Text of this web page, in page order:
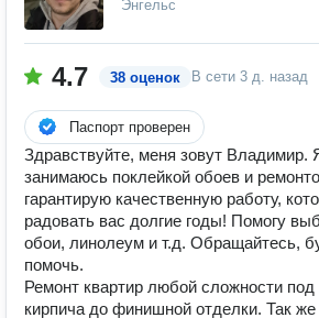
Энгельс
4.7 38 оценок В сети 3 д. назад
Паспорт проверен
Здравствуйте, меня зовут Владимир.
занимаюсь поклейкой обоев и
гарантирую качественную работу,
радовать вас долгие годы! Помогу
обои, линолеум и т.д. Обращайтесь,
помочь.
Ремонт квартир любой сложности под
кирпича до финишной отделки. Так же